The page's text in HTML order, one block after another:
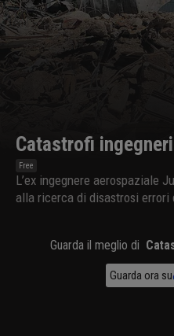
Catastrofi
Free
L’ex ingegnere aerospaziale
alla ricerca di disastrosi errori
Guarda il meglio di
Guarda ora su